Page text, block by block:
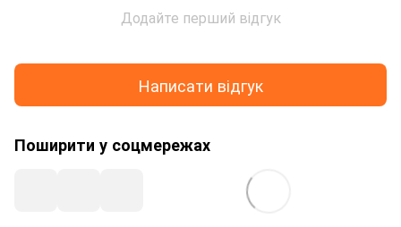
Додайте перший відгук
Написати відгук
Поширити у соцмережах